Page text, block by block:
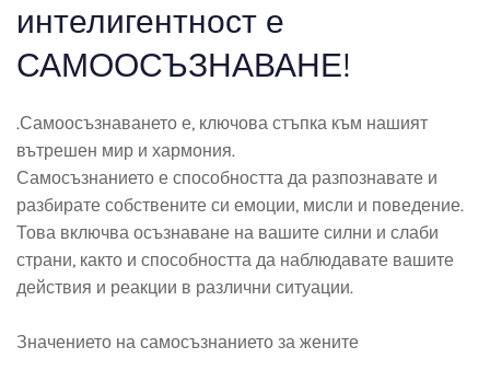
интелигентност е
САМООСЪЗНАВАНЕ!
.Самоосъзнаването е, ключова стъпка към нашият
вътрешен мир и хармония.
Самосъзнанието е способността да разпознавате и
разбирате собствените си емоции, мисли и поведение.
Това включва осъзнаване на вашите силни и слаби
страни, както и способността да наблюдавате вашите
действия и реакции в различни ситуации.
Значението на самосъзнанието за жените